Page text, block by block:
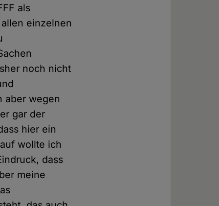
als
einzelnen
noch nicht
aber wegen
gar der
hier ein
wollte ich
dass
meine